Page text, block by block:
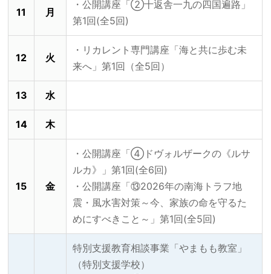
11 月
・公開講座「②十返舎一九の四国遍路」
第1回(全5回)
12 火
・リカレント専門講座「海と共に歩む未
来へ」第1回（全5回）
13 水
14 木
15 金
・公開講座「➃ドヴォルザークの《ルサ
ルカ》」第1回(全6回)
・公開講座「⑬2026年の南海トラフ地
震・風水害対策～今、家族の命を守るた
めにすべきこと～」第1回(全5回)
特別支援教育相談事業「やまもも教室」
（特別支援学校）